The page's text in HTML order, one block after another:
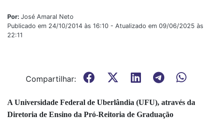
Por: José Amaral Neto
Publicado em 24/10/2014 às 16:10 - Atualizado em 09/06/2025 às
22:11
Compartilhar:
A Universidade Federal de Uberlândia (UFU), através da
Diretoria de Ensino da Pró-Reitoria de Graduação